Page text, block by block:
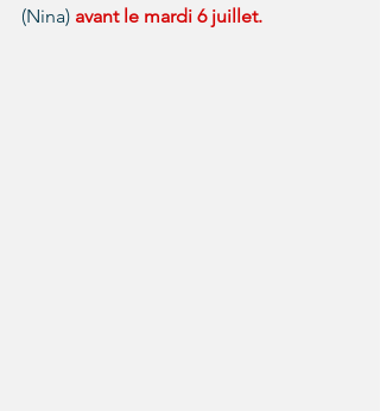
(Nina) avant le mardi 6 juillet.